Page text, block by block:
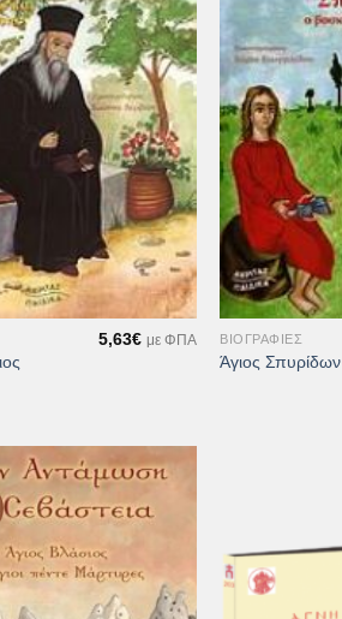
Προσθήκη
στη Λίστα
Επιθυμιών
5,63€ με ΦΠΑ
+
ΒΙΟΓΡΑΦΊΕΣ
Άγιος Σπυρίδων
στη Λίστα
Επιθυμιών